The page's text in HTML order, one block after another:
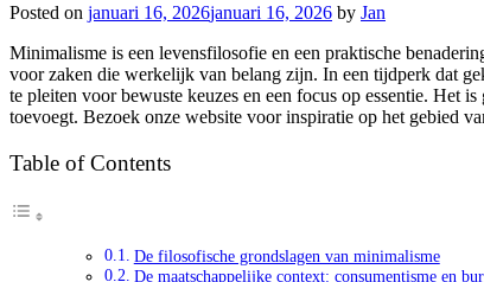
Posted on januari 16, 2026januari 16, 2026 by Jan
Minimalisme is een levensfilosofie en een praktische
voor zaken die werkelijk van belang zijn. In een tijdperk dat
te pleiten voor bewuste keuzes en een focus op essentie. Het
toevoegt. Bezoek onze website voor inspiratie op het gebied
Table of Contents
De filosofische grondslagen van minimalisme
De maatschappelijke context: consumentisme en